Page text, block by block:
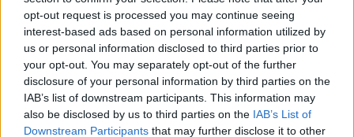
opt-out request is processed you may continue seeing
interest-based ads based on personal information utilized by
us or personal information disclosed to third parties prior to
your opt-out. You may separately opt-out of the further
disclosure of your personal information by third parties on the
IAB’s list of downstream participants. This information may
also be disclosed by us to third parties on the IAB’s List of
Downstream Participants that may further disclose it to other
Κ.Τ.Ε.Λ.
25310-22912
Ο.Σ.Ε.
25310-22650
Αρχ. Μουσείο
25310-22411
Γρήγορη Πλοήγηση